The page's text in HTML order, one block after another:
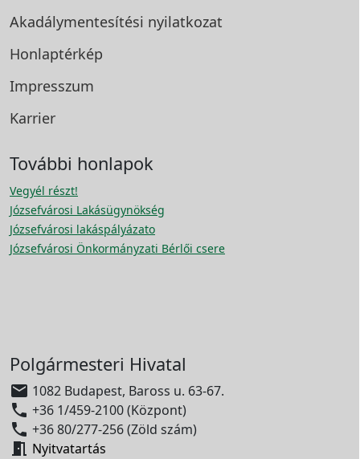
Akadálymentesítési nyilatkozat
Honlaptérkép
Impresszum
Karrier
További honlapok
Vegyél részt!
Józsefvárosi Lakásügynökség
Józsefvárosi lakáspályázato
Józsefvárosi Önkormányzati Bérlői csere
Polgármesteri Hivatal
 1082 Budapest, Baross u. 63-67.
 +36 1/459-2100 (Központ)
 +36 80/277-256 (Zöld szám)
 Nyitvatartás